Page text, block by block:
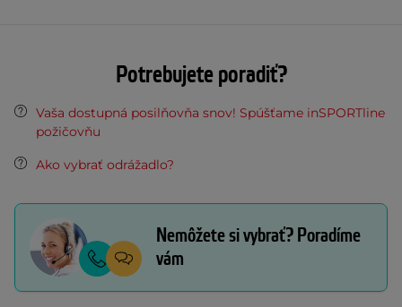
Potrebujete poradiť?
Vaša dostupná posilňovňa snov! Spúšťame inSPORTline
požičovňu
Ako vybrať odrážadlo?
Nemôžete si vybrať? Poradíme
vám